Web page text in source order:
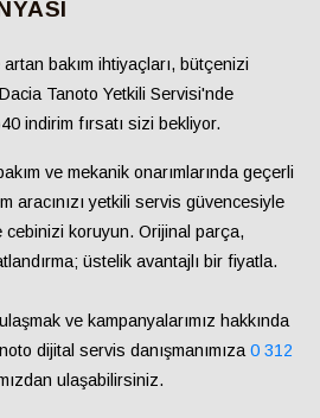
artan bakım ihtiyaçları, bütçenizi
Tanoto Yetkili Servisi'nde
indirim fırsatı sizi bekliyor.
ve mekanik onarımlarında geçerli
aracınızı yetkili servis güvencesiyle
cebinizi koruyun. Orijinal parça,
üstelik avantajlı bir fiyatla.
ve kampanyalarımız hakkında
dijital servis danışmanımıza 0 312
ulaşabilirsiniz.